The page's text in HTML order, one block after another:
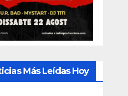
Más Leídas Hoy